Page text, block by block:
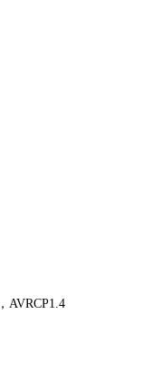
AVRCP1.4